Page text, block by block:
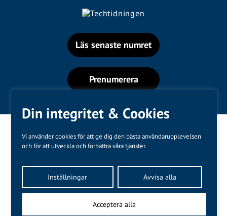
Din integritet & Cookies
Vi använder cookies för att ge dig den bästa användarupplevelsen
och för att utveckla och förbättra våra tjänster.
Inställningar Avvisa alla
Acceptera alla
Läs senaste numret
Prenumerera
Kundtjänst